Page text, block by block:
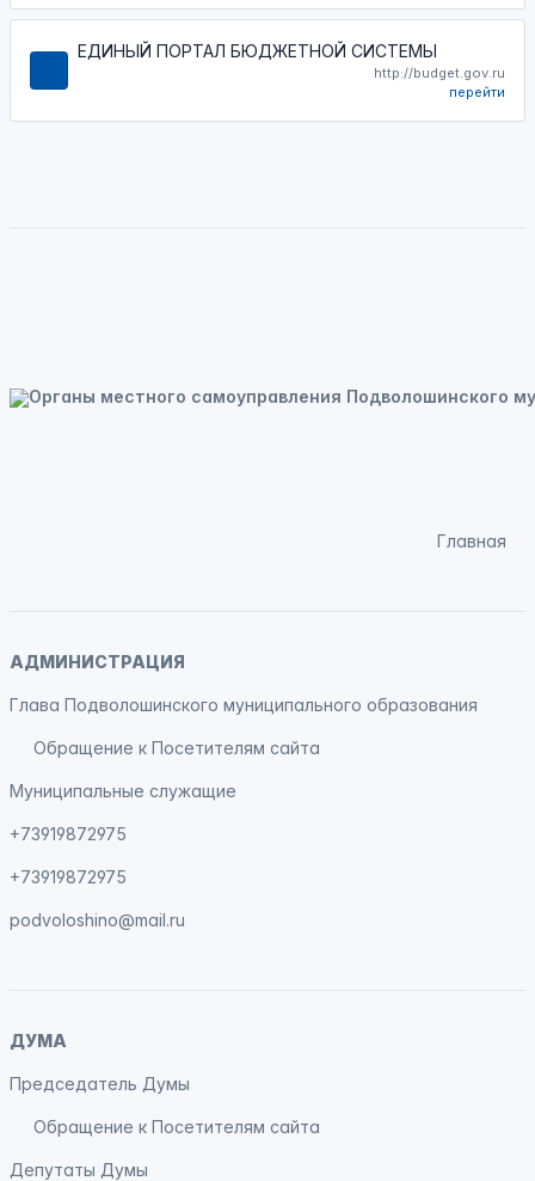
ЕДИНЫЙ ПОРТАЛ БЮДЖЕТНОЙ СИСТЕМЫ
http://budget.gov.ru
перейти
Главная
АДМИНИСТРАЦИЯ
Глава Подволошинского муниципального образования
Обращение к Посетителям сайта
Муниципальные служащие
+73919872975
+73919872975
podvoloshino@mail.ru
ДУМА
Председатель Думы
Обращение к Посетителям сайта
Депутаты Думы